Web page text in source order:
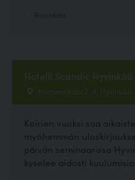
Hotelli Scandic Hyvinkää
Hämeenkatu 2-4, Hyvinkää
Koirien vuoksi saa
myöhemmän
päivän seminaarissa
kyselee aidosti kuulumisia